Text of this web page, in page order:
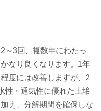
～3回、複数年にわたっ
なり良くなります。1年
度には改善しますが、2
性・通気性に優れた土壌
え、分解期間を確保しな